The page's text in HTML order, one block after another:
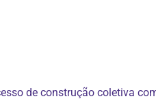
de construção coletiva